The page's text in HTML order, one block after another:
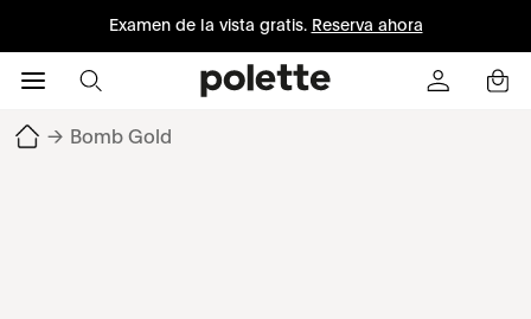
Examen de la vista gratis. Reserva ahora
→ Bomb Gold